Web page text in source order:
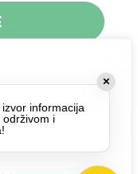
experience,
analyze our
to our use
za
te se
✕
informacija
održivom i